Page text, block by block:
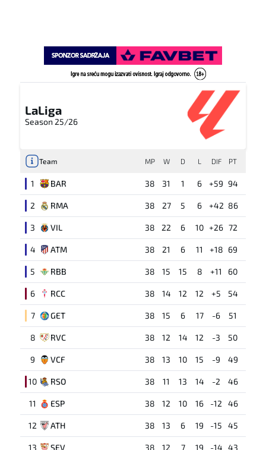
LaLiga
Season 25/26
Team MP W D L DIF PT
1 BAR 38 31 1 6 +59 94
2 RMA 38 27 5 6 +42 86
3 VIL 38 22 6 10 +26 72
4 ATM 38 21 6 11 +18 69
5 RBB 38 15 15 8 +11 60
6 RCC 38 14 12 12 +5 54
7 GET 38 15 6 17 -6 51
8 RVC 38 12 14 12 -3 50
9 VCF 38 13 10 15 -9 49
10 RSO 38 11 13 14 -2 46
11 ESP 38 12 10 16 -12 46
12 ATH 38 13 6 19 -15 45
13 SEV 38 12 7 19 -14 43